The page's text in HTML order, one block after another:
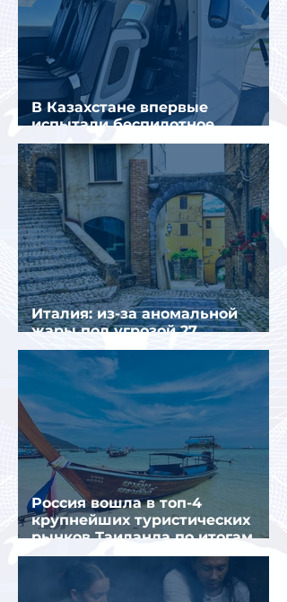
В Казахстане впервые
испытали беспилотное
аэротакси с пассажирами
Италия: из-за аномальной
жары под угрозой 27
крупнейших городов
Россия вошла в топ-4
крупнейших туристических
рынков Таиланда по итогам
семи месяцев 2026 года